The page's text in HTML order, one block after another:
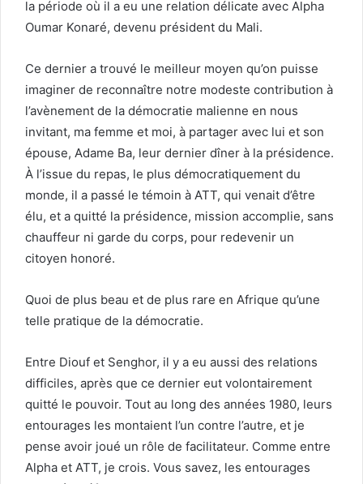
la période où il a eu une relation délicate avec Alpha
Oumar Konaré, devenu président du Mali.
Ce dernier a trouvé le meilleur moyen qu’on puisse
imaginer de reconnaître notre modeste contribution à
l’avènement de la démocratie malienne en nous
invitant, ma femme et moi, à partager avec lui et son
épouse, Adame Ba, leur dernier dîner à la présidence.
À l’issue du repas, le plus démocratiquement du
monde, il a passé le témoin à ATT, qui venait d’être
élu, et a quitté la présidence, mission accomplie, sans
chauffeur ni garde du corps, pour redevenir un
citoyen honoré.
Quoi de plus beau et de plus rare en Afrique qu’une
telle pratique de la démocratie.
Entre Diouf et Senghor, il y a eu aussi des relations
difficiles, après que ce dernier eut volontairement
quitté le pouvoir. Tout au long des années 1980, leurs
entourages les montaient l’un contre l’autre, et je
pense avoir joué un rôle de facilitateur. Comme entre
Alpha et ATT, je crois. Vous savez, les entourages